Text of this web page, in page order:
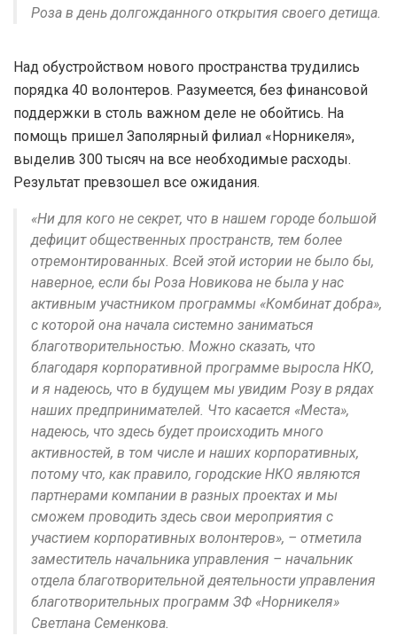
Роза в день долгожданного открытия своего детища.
Над обустройством нового пространства трудились
порядка 40 волонтеров. Разумеется, без финансовой
поддержки в столь важном деле не обойтись. На
помощь пришел Заполярный филиал «Норникеля»,
выделив 300 тысяч на все необходимые расходы.
Результат превзошел все ожидания.
«Ни для кого не секрет, что в нашем городе большой
дефицит общественных пространств, тем более
отремонтированных. Всей этой истории не было бы,
наверное, если бы Роза Новикова не была у нас
активным участником программы «Комбинат добра»,
с которой она начала системно заниматься
благотворительностью. Можно сказать, что
благодаря корпоративной программе выросла НКО,
и я надеюсь, что в будущем мы увидим Розу в рядах
наших предпринимателей. Что касается «Места»,
надеюсь, что здесь будет происходить много
активностей, в том числе и наших корпоративных,
потому что, как правило, городские НКО являются
партнерами компании в разных проектах и мы
сможем проводить здесь свои мероприятия с
участием корпоративных волонтеров», – отметила
заместитель начальника управления – начальник
отдела благотворительной деятельности управления
благотворительных программ ЗФ «Норникеля»
Светлана Семенкова.